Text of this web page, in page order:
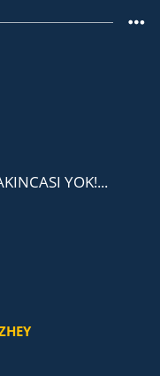
YOK!...